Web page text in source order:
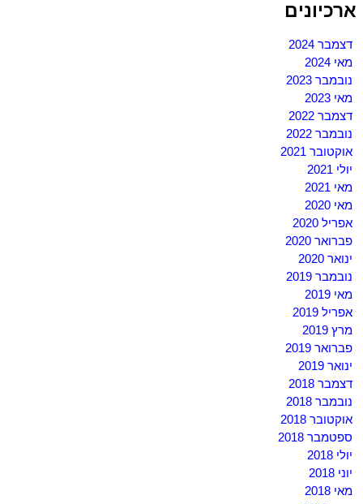
ארכיונים
דצמבר 2024
מאי 2024
נובמבר 2023
מאי 2023
דצמבר 2022
נובמבר 2022
אוקטובר 2021
יולי 2021
מאי 2021
מאי 2020
אפריל 2020
פברואר 2020
ינואר 2020
נובמבר 2019
מאי 2019
אפריל 2019
מרץ 2019
פברואר 2019
ינואר 2019
דצמבר 2018
נובמבר 2018
אוקטובר 2018
ספטמבר 2018
יולי 2018
יוני 2018
מאי 2018